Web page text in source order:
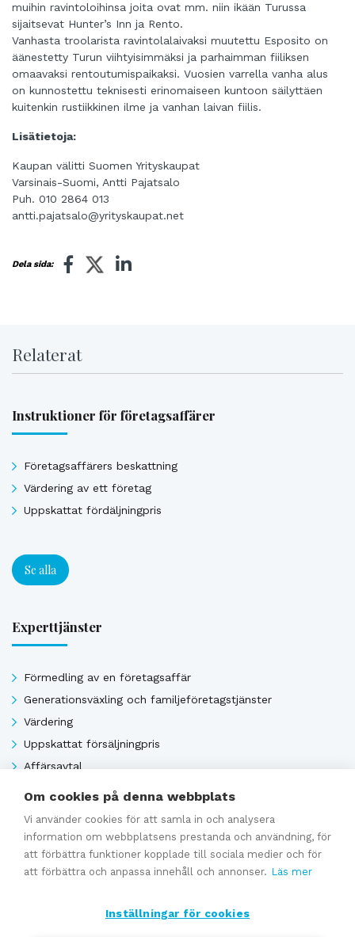
muihin ravintoloihinsa joita ovat mm. niin ikään Turussa
sijaitsevat Hunter’s Inn ja Rento.
Vanhasta troolarista ravintolalaivaksi muutettu Esposito on
äänestetty Turun viihtyisimmäksi ja parhaimman fiiliksen
omaavaksi rentoutumispaikaksi. Vuosien varrella vanha alus
on kunnostettu teknisesti erinomaiseen kuntoon säilyttäen
kuitenkin rustiikkinen ilme ja vanhan laivan fiilis.
Lisätietoja:
Kaupan välitti Suomen Yrityskaupat
Varsinais-Suomi, Antti Pajatsalo
Puh. 010 2864 013
antti.pajatsalo@yrityskaupat.net
Dela sida:
Relaterat
Instruktioner för företagsaffärer
Företagsaffärers beskattning
Värdering av ett företag
Uppskattat fördäljningpris
Se alla
Experttjänster
Förmedling av en företagsaffär
Generationsväxling och familjeföretagstjänster
Värdering
Uppskattat försäljningpris
Affärsavtal
Se alla
Om cookies på denna webbplats
Vi använder cookies för att samla in och analysera
information om webbplatsens prestanda och användning, för
att förbättra funktioner kopplade till sociala medier och för
att förbättra och anpassa innehåll och annonser. Läs mer
Inställningar för cookies